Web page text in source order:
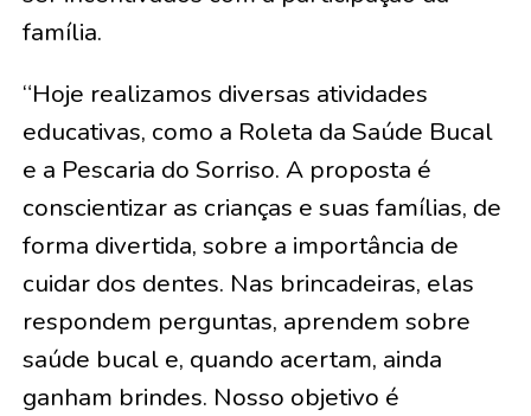
família.
“Hoje realizamos diversas atividades
educativas, como a Roleta da Saúde Bucal
e a Pescaria do Sorriso. A proposta é
conscientizar as crianças e suas famílias, de
forma divertida, sobre a importância de
cuidar dos dentes. Nas brincadeiras, elas
respondem perguntas, aprendem sobre
saúde bucal e, quando acertam, ainda
ganham brindes. Nosso objetivo é